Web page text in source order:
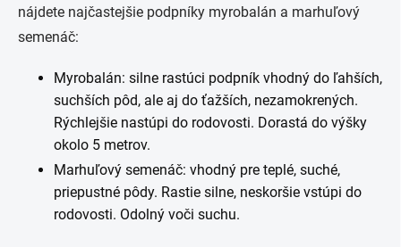
nájdete najčastejšie podpníky myrobalán a marhuľový
semenáč:
Myrobalán: silne rastúci podpník vhodný do ľahších,
suchších pôd, ale aj do ťažších, nezamokrených.
Rýchlejšie nastúpi do rodovosti. Dorastá do výšky
okolo 5 metrov.
Marhuľový semenáč: vhodný pre teplé, suché,
priepustné pôdy. Rastie silne, neskoršie vstúpi do
rodovosti. Odolný voči suchu.